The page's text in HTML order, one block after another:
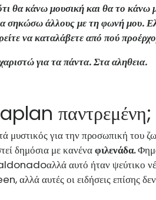
θα κάνω μουσική και θα το
σηκώσω άλλους με τη φωνή μου.
να καταλάβετε από πού
για τα πάντα. Στα αληθεια.
παντρεμένη;
για την προσωπική του
δημόσια με κανέναφιλενάδα.
αλλά αυτό ήταν ψεύτικο
αλλά αυτές οι ειδήσεις επίσης